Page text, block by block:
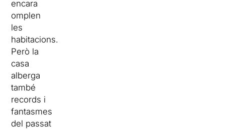
encara
omplen
les
habitacions.
Però la
casa
alberga
també
records i
fantasmes
del passat